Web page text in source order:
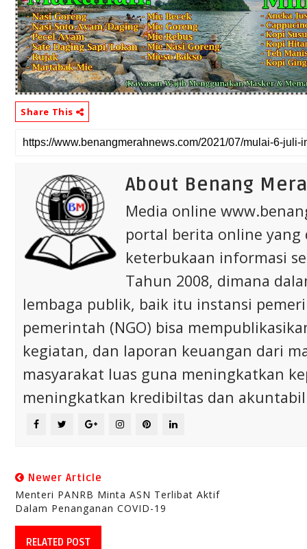
Share This
About Benang
Media online
portal berita online
keterbukaan informasi
Tahun 2008, dimana
lembaga publik, baik itu instansi
pemerintah (NGO) bisa
kegiatan, dan laporan keuangan dari
masyarakat luas guna meningkatkan
meningkatkan kredibiltas dan
Newer Article
Menteri PANRB Minta ASN Terlibat Aktif
Dalam Penanganan COVID-19
RELATED POST